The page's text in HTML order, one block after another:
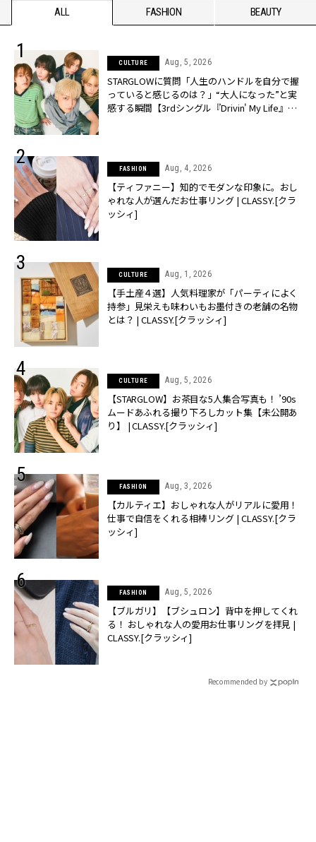
ALL FASHION BEAUTY
CULTURE Aug, 5, 2026
STARGLOWに質問「人生のハンドルを自分で握
っていると感じるのは？」“大️人になった”と実
感する瞬間【3rdシングル『Drivin' My Life』発
FASHION Aug, 4, 2026
【ティファニー】知的でモダンな印象に。おし
ゃれな人が選んだお仕事リング | CLASSY.[クラ
ッシィ]
CULTURE Aug, 1, 2026
【手土産４選】人気料理家が「パーティによく
持参」見栄えも味わいもお墨付きの老舗の名物
とは？ | CLASSY.[クラッシィ]
CULTURE Aug, 5, 2026
【STARGLOW】お茶目な5人集合写真も！ ’90s
ムードあふれる撮り下ろしカット集【未公開あ
り】 | CLASSY.[クラッシィ]
FASHION Aug, 3, 2026
【カルティエ】おしゃれな人がリアルに愛用！
仕事で自信をくれる相棒リング | CLASSY.[クラ
ッシィ]
FASHION Aug, 5, 2026
【ブルガリ】【ブシュロン】背中を押してくれ
る！ おしゃれな人の愛用お仕事リングを拝見 |
CLASSY.[クラッシィ]
Recommended by